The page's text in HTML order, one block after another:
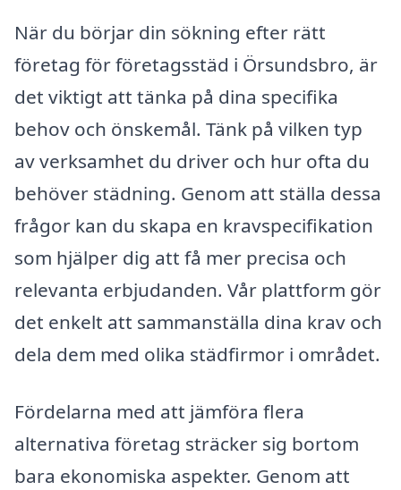
När du börjar din sökning efter rätt
företag för företagsstäd i Örsundsbro, är
det viktigt att tänka på dina specifika
behov och önskemål. Tänk på vilken typ
av verksamhet du driver och hur ofta du
behöver städning. Genom att ställa dessa
frågor kan du skapa en kravspecifikation
som hjälper dig att få mer precisa och
relevanta erbjudanden. Vår plattform gör
det enkelt att sammanställa dina krav och
dela dem med olika städfirmor i området.
Fördelarna med att jämföra flera
alternativa företag sträcker sig bortom
bara ekonomiska aspekter. Genom att